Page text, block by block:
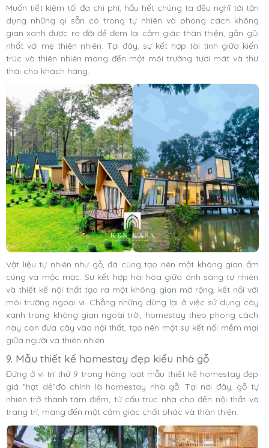
Muốn tiết kiệm tối đa chi phí, hầu hết chúng ta đều nghĩ tới tận
dụng những gì sẵn có trong tự nhiên và phong cách không
gian xanh được ra đời để đem lại cảm giác thân thiện, gần gũi
nhất với mẹ thiên nhiên. Tại đây, sự kết hợp tài tình giữa kiến
trúc và thiên nhiên mang đến một môi trường tươi mát và thư
thái cho khách hàng.
Vật liệu tự nhiên như gỗ, đá cùng tạo nên một không gian ấm
cúng và mộc mạc. Sự kết hợp hài hòa giữa ánh sáng tự nhiên
và thiết kế nội thất tạo ra một không gian mở rộng, kết nối với
môi trường ngoại vi. Chẳng những dừng lại ở việc sử dụng cây
xanh trong không gian ngoài trời, homestay theo phong cách
này còn đưa cây vào nội thất, tạo nên một sự kết nối mềm mại
giữa người và thiên nhiên.
9. Mẫu thiết kế homestay đẹp kiểu nhà gỗ
Đứng ở vị trí thứ 9 trong hàng loạt mẫu thiết kế homestay đẹp
giá “hạt dẻ”đó chính là homestay nhà gỗ. Tại nơi đây, gỗ tự
nhiên trở thành tâm điểm, từ cấu trúc nhà cho đến nội thất và
trang trí, mang đến một cảm giác chất phác và thân thiện.